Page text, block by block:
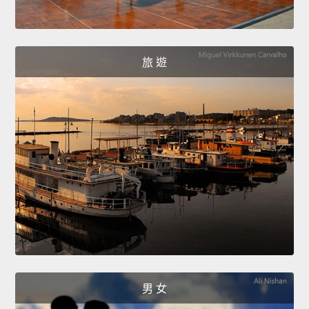
旅 遊
男 女